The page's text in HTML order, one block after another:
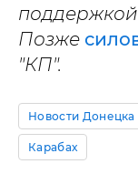
Позже
"КП".
Новости Донецка
Карабах